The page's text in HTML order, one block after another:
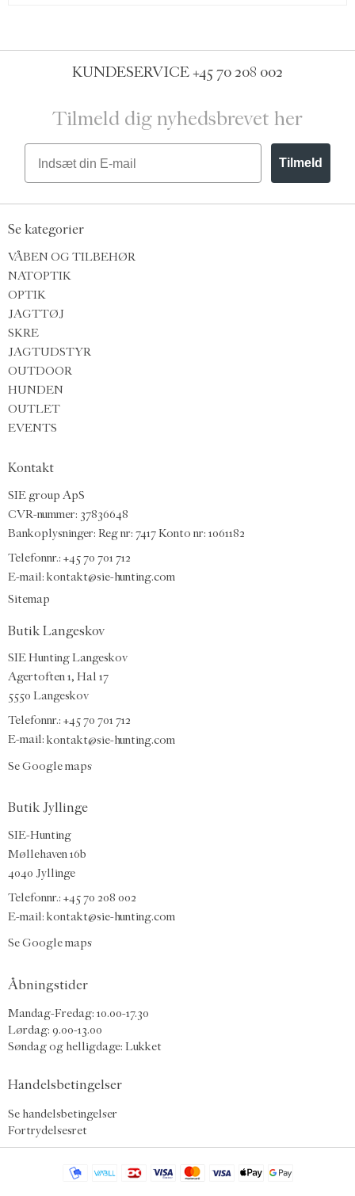
KUNDESERVICE+45 70 208 002
Tilmeld dig nyhedsbrevet her
Email
Tilmeld
Se kategorier
VÅBEN OG TILBEHØR
NATOPTIK
OPTIK
JAGTTØJ
SKRE
JAGTUDSTYR
OUTDOOR
HUNDEN
OUTLET
EVENTS
Kontakt
SIE group ApS
CVR-nummer: 37836648
Bankoplysninger: Reg nr: 7417 Konto nr: 1061182
Telefonnr.: +45 70 701 712
E-mail: kontakt@sie-hunting.com
Sitemap
Butik Langeskov
SIE Hunting Langeskov
Agertoften 1, Hal 17
5550 Langeskov
Telefonnr.: +45 70 701 712
E-mail: kontakt@sie-hunting.com
Se Google maps
Butik Jyllinge
SIE-Hunting
Møllehaven 16b
4040 Jyllinge
Telefonnr.: +45 70 208 002
E-mail: kontakt@sie-hunting.com
Se Google maps
Åbningstider
Mandag-Fredag: 10.00-17.30
Lørdag: 9.00-13.00
Søndag og helligdage: Lukket
Handelsbetingelser
Se handelsbetingelser
Fortrydelsesret